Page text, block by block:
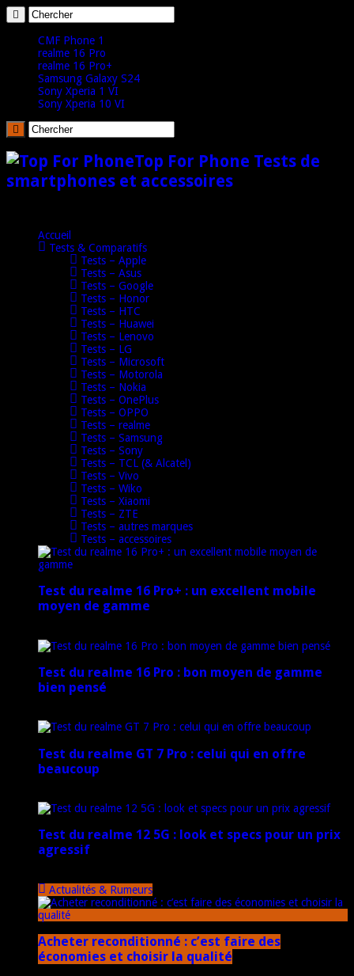
CMF Phone 1
realme 16 Pro
realme 16 Pro+
Samsung Galaxy S24
Sony Xperia 1 VI
Sony Xperia 10 VI
Top For Phone Tests de
smartphones et accessoires
Accueil
Tests & Comparatifs
Tests – Apple
Tests – Asus
Tests – Google
Tests – Honor
Tests – HTC
Tests – Huawei
Tests – Lenovo
Tests – LG
Tests – Microsoft
Tests – Motorola
Tests – Nokia
Tests – OnePlus
Tests – OPPO
Tests – realme
Tests – Samsung
Tests – Sony
Tests – TCL (& Alcatel)
Tests – Vivo
Tests – Wiko
Tests – Xiaomi
Tests – ZTE
Tests – autres marques
Tests – accessoires
Test du realme 16 Pro+ : un excellent mobile
moyen de gamme
Test du realme 16 Pro : bon moyen de gamme
bien pensé
Test du realme GT 7 Pro : celui qui en offre
beaucoup
Test du realme 12 5G : look et specs pour un prix
agressif
Actualités & Rumeurs
Acheter reconditionné : c’est faire des
économies et choisir la qualité